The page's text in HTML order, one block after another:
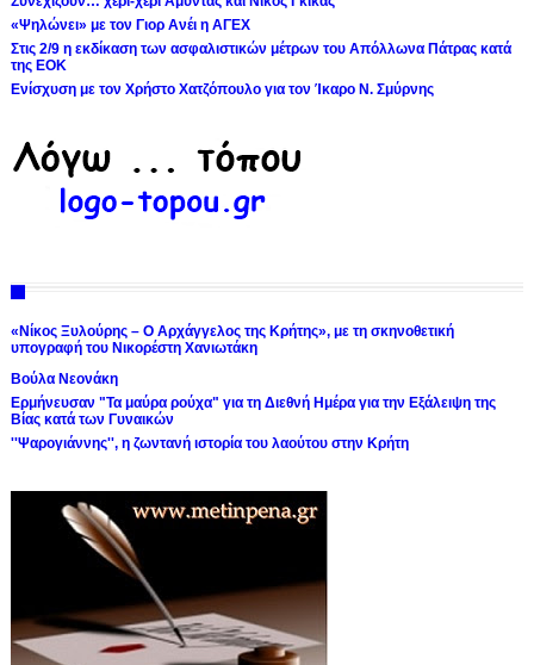
«Ψηλώνει» με τον Γιορ Ανέι η ΑΓΕΧ
Στις 2/9 η εκδίκαση των ασφαλιστικών μέτρων του Απόλλωνα Πάτρας κατά
της ΕΟΚ
Ενίσχυση με τον Χρήστο Χατζόπουλο για τον Ίκαρο Ν. Σμύρνης
«Νίκος Ξυλούρης – Ο Αρχάγγελος της Κρήτης», με τη σκηνοθετική
υπογραφή του Νικορέστη Χανιωτάκη
Βούλα Νεονάκη
Ερμήνευσαν "Τα μαύρα ρούχα" για τη Διεθνή Ημέρα για την Εξάλειψη της
Βίας κατά των Γυναικών
''Ψαρογιάννης'', η ζωντανή ιστορία του λαούτου στην Κρήτη